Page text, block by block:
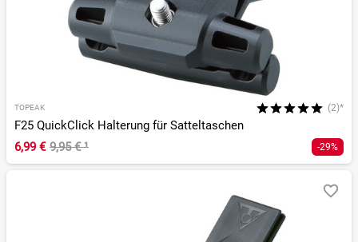
TOPEAK (2)*
F25 QuickClick Halterung für Satteltaschen
6,99 € 9,95 €¹ -29%